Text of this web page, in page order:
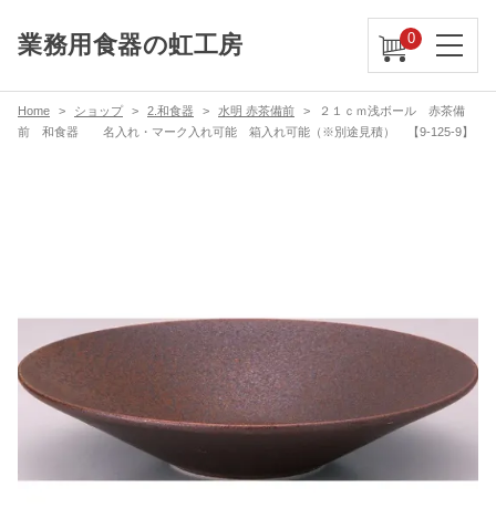
業務用食器の虹工房 0
Home ショップ 2.和食器 水明 赤茶備前
２１ｃｍ浅ボール 赤茶備
前 和食器 名入れ・マーク入れ可能 箱入れ可能（※別途見積） 【9-125-9】